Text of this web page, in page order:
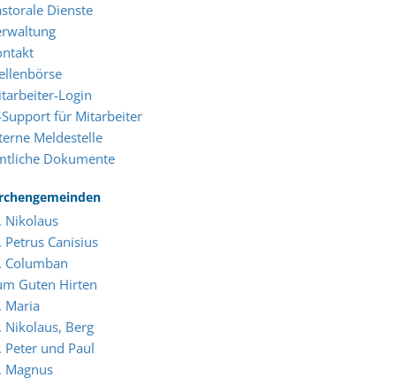
Dienste
Login
Support für Mitarbeiter
Meldestelle
Dokumente
Nikolaus
Petrus Canisius
Columban
Guten Hirten
Maria
Nikolaus, Berg
Peter und Paul
Magnus